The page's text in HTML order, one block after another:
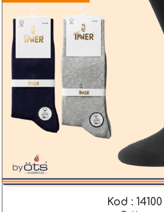
Kod : 14100